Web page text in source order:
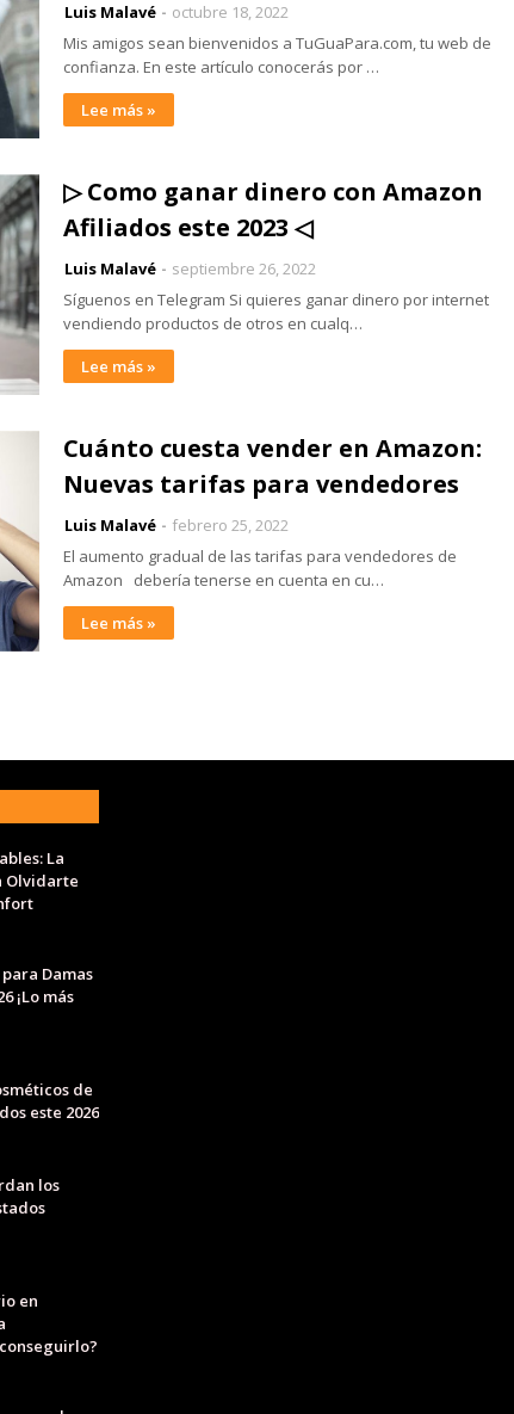
Luis Malavé
octubre 18, 2022
Mis amigos sean bienvenidos a TuGuaPara.com, tu web de
confianza. En este artículo conocerás por …
Lee más »
▷ Como ganar dinero con Amazon
Afiliados este 2023 ◁
Luis Malavé
septiembre 26, 2022
Síguenos en Telegram Si quieres ganar dinero por internet
vendiendo productos de otros en cualq…
Lee más »
Cuánto cuesta vender en Amazon:
Nuevas tarifas para vendedores
Luis Malavé
febrero 25, 2022
El aumento gradual de las tarifas para vendedores de
Amazon debería tenerse en cuenta en cu…
Lee más »
La
Olvidarte
Damas
¡Lo más
de
este 2026
los
en